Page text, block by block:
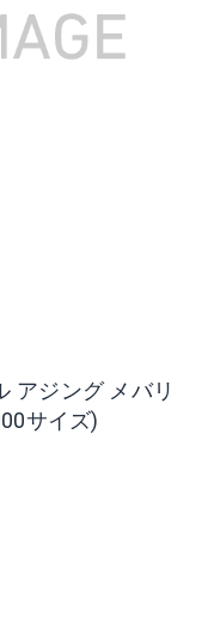
アジング メバリ
サイズ)